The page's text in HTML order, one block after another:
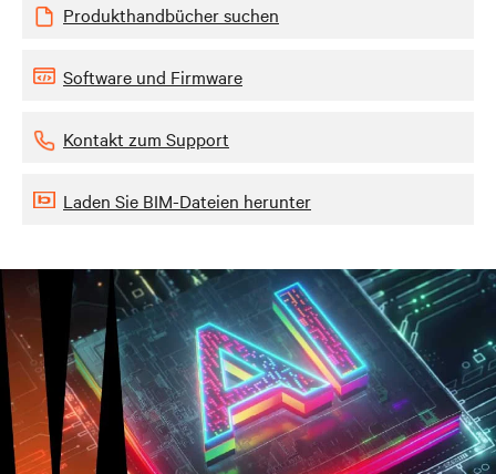
Produkthandbücher suchen
Software und Firmware
Kontakt zum Support
Laden Sie BIM-Dateien herunter